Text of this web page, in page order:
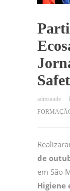
de
em São
Higiene